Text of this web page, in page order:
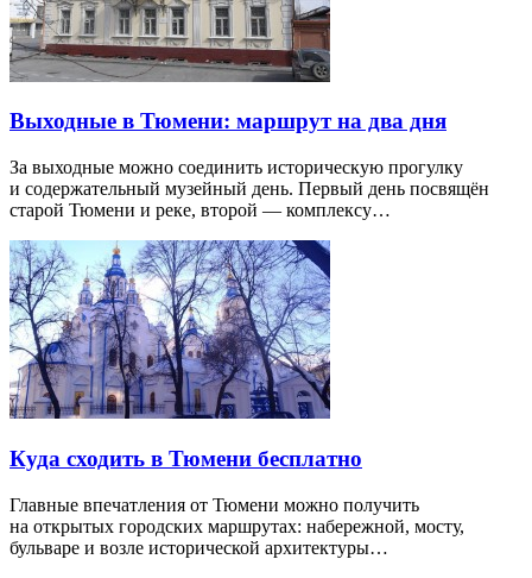
Выходные в Тюмени: маршрут на два дня
За выходные можно соединить историческую прогулку
и содержательный музейный день. Первый день посвящён
старой Тюмени и реке, второй — комплексу…
Куда сходить в Тюмени бесплатно
Главные впечатления от Тюмени можно получить
на открытых городских маршрутах: набережной, мосту,
бульваре и возле исторической архитектуры…